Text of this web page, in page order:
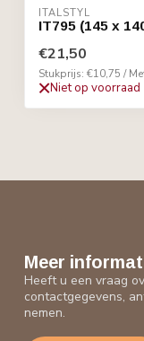
ITALSTYL
IT795 (145 x
€21,50
Stukprijs: €10,75 /
Niet op voorraad
Meer
Heeft u een vraag
contactgegevens,
nemen.